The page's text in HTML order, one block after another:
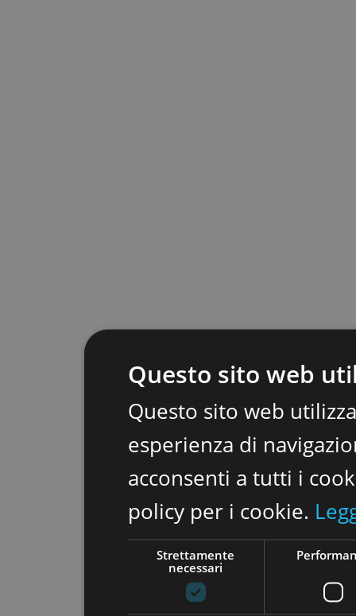
Questo sito web
Questo sito web
esperienza di
acconsenti a tutti i
policy per i cookie.
Strettamente
necessari